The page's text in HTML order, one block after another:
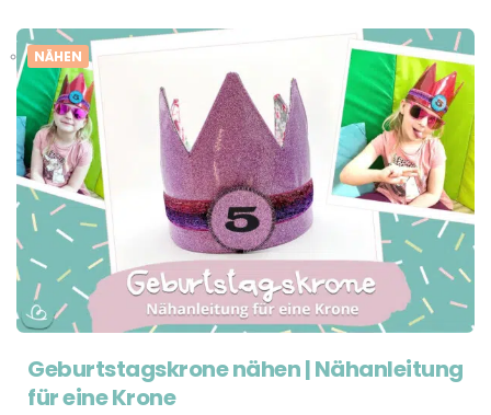
NÄHEN
Geburtstagskrone nähen | Nähanleitung
für eine Krone